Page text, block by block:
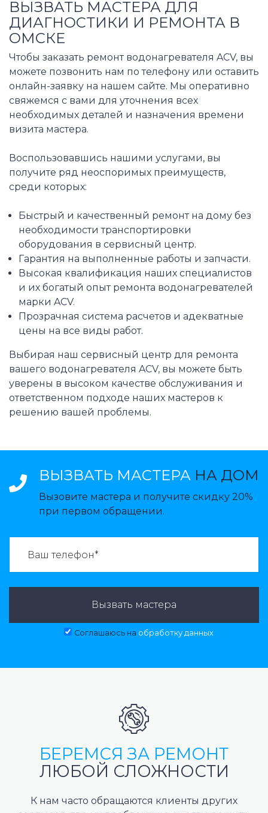
ВЫЗВАТЬ МАСТЕРА ДЛЯ
ДИАГНОСТИКИ И РЕМОНТА В
ОМСКЕ
Чтобы заказать ремонт водонагревателя ACV, вы
можете позвонить нам по телефону или оставить
онлайн-заявку на нашем сайте. Мы оперативно
свяжемся с вами для уточнения всех
необходимых деталей и назначения времени
визита мастера.
Воспользовавшись нашими услугами, вы
получите ряд неоспоримых преимуществ,
среди которых:
Быстрый и качественный ремонт на дому без
необходимости транспортировки
оборудования в сервисный центр.
Гарантия на выполненные работы и запчасти.
Высокая квалификация наших специалистов
и их богатый опыт ремонта водонагревателей
марки ACV.
Прозрачная система расчетов и адекватные
цены на все виды работ.
Выбирая наш сервисный центр для ремонта
вашего водонагревателя ACV, вы можете быть
уверены в высоком качестве обслуживания и
ответственном подходе наших мастеров к
решению вашей проблемы.
ВЫЗВАТЬ МАСТЕРА НА ДОМ
Вызовите мастера и получите скидку 20%
при первом обращении.
Вызвать мастера
Соглашаюсь на обработку данных
БЕРЕМСЯ ЗА РЕМОНТ
ЛЮБОЙ СЛОЖНОСТИ
К нам часто обращаются клиенты других